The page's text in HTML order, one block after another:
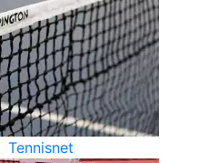
Tennisnet